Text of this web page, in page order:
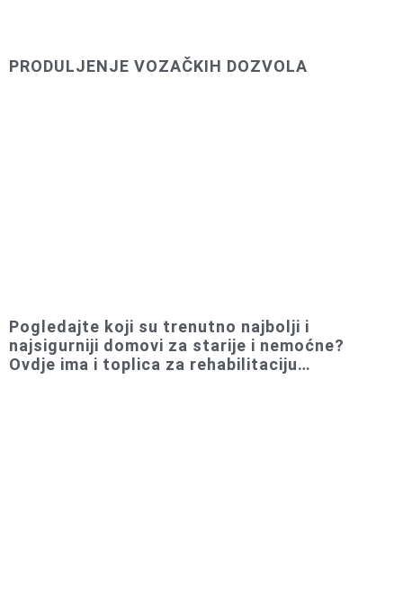
PRODULJENJE VOZAČKIH DOZVOLA
Pogledajte koji su trenutno najbolji i
najsigurniji domovi za starije i nemoćne?
Ovdje ima i toplica za rehabilitaciju…